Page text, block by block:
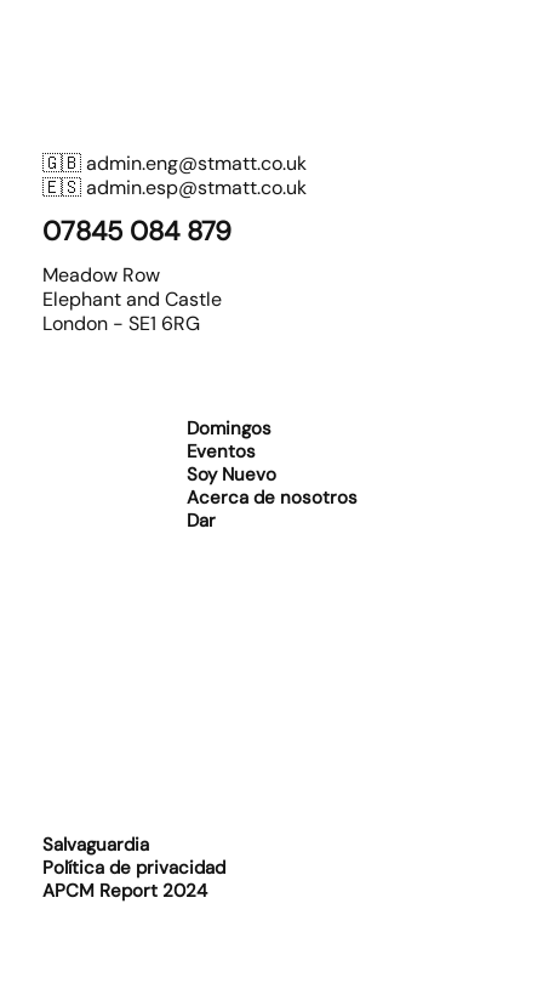
🇬🇧admin.eng@stmatt.co.uk
🇪🇸admin.esp@stmatt.co.uk
07845 084 879
Meadow Row
Elephant and Castle
London - SE1 6RG
Domingos
Eventos
Soy Nuevo
Acerca de nosotros
Dar
Salvaguardia
Política de privacidad
APCM Report 2024